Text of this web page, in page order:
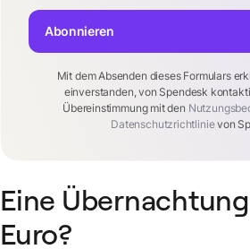
Mit dem Absenden dieses Formulars
einverstanden, von Spendesk
Übereinstimmung mit den
Datenschutzrichtlinievon
Abonnieren
Eine
Euro?